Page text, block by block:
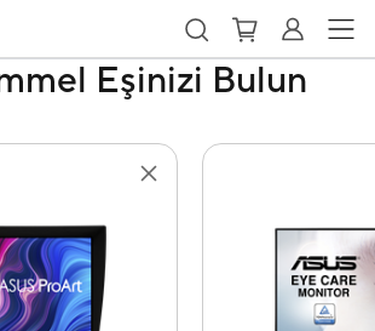
Eşinizi Bulun